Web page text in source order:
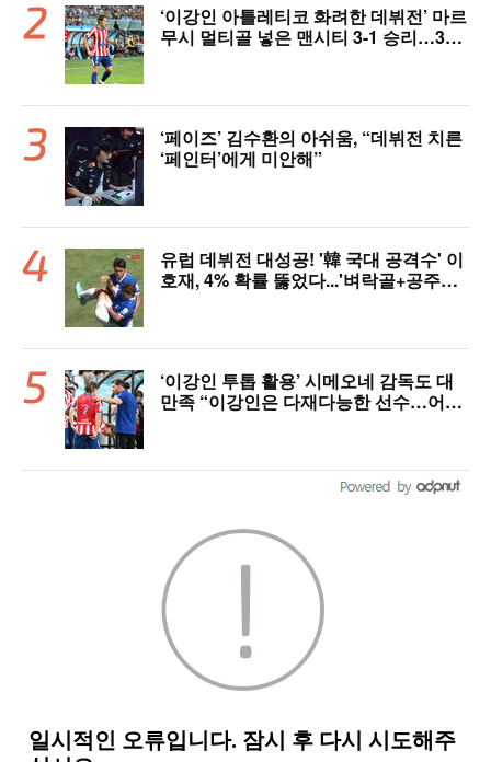
‘이강인 아틀레티코 화려한 데뷔전’ 마르
무시 멀티골 넣은 맨시티 3-1 승리…3년
‘페이즈’ 김수환의 아쉬움, “데뷔전 치른
‘페인터’에게 미안해”
유럽 데뷔전 대성공! '韓 국대 공격수' 이
호재, 4% 확률 뚫었다...'벼락골+공주님
‘이강인 투톱 활용’ 시메오네 감독도 대
만족 “이강인은 다재다능한 선수…어떤